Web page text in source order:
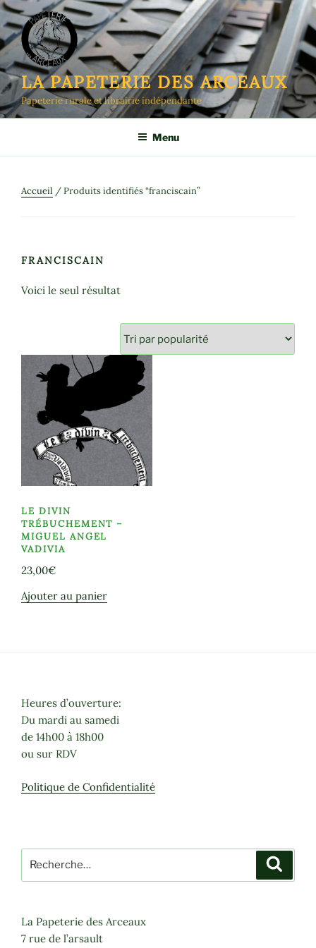
Aller
au
contenu
principal
LA PAPETERIE DES ARCEAUX
Papeterie rurale et librairie indépendante
Menu
Accueil / Produits identifiés “franciscain”
FRANCISCAIN
Voici le seul résultat
LE DIVIN
TRÉBUCHEMENT –
MIGUEL ANGEL
VADIVIA
23,00€
Ajouter au panier
Heures d’ouverture:
Du mardi au samedi
de 14h00 à 18h00
ou sur RDV
Politique de Confidentialité
pour
La Papeterie des Arceaux
7 rue de l’arsault